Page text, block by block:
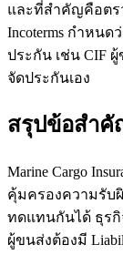
และที่สำคัญคือตร
Incoterms กำหน
ประกัน เช่น CIF
จัดประกันเอง
สรุปข้อสำคั
Marine Cargo
คุ้มครองความรับ
ทดแทนกันได้ ธุรกิ
ผู้ขนส่งต้องมี